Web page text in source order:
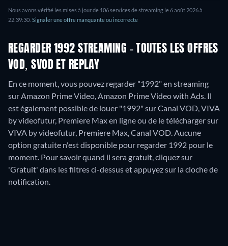
Nous avons vérifié les mises à jour de 106services de streaming le6 août 2026à
22:39:30 Signaler une offre manquante ou incorrecte
REGARDER 1992 STREAMING - TOUTES LES OFFRES
VOD, SVOD ET REPLAY
En ce moment, vous pouvez regarder "1992" en streaming
sur Amazon Prime Video, Amazon Prime Video with Ads. Il
est également possible de louer "1992" sur Canal VOD, VIVA
by videofutur, Premiere Max en ligne ou de le télécharger sur
VIVA by videofutur, Premiere Max, Canal VOD.Aucune
option gratuite n'est disponible pour regarder 1992 pour le
moment. Pour savoir quand il sera gratuit, cliquez sur
'Gratuit' dans les filtres ci-dessus et appuyez sur la cloche de
notification.